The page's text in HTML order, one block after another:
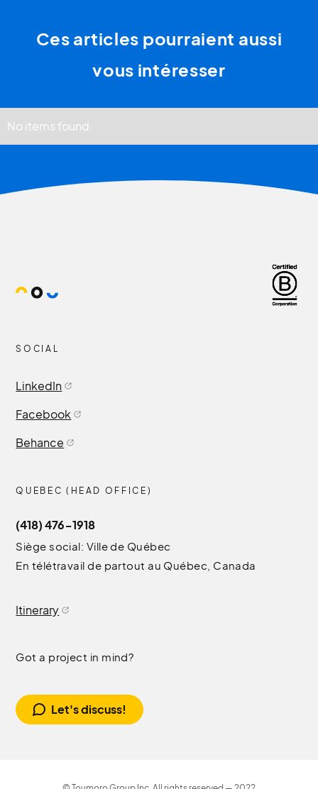
Ces articles pourraient aussi
vous intéresser
No items found.
SOCIAL
LinkedIn
Facebook
Behance
QUEBEC (HEAD OFFICE)
(418) 476-1918
Siège social: Ville de Québec
En télétravail de partout au Québec, Canada
Itinerary
Got a project in mind?
Let's discuss!